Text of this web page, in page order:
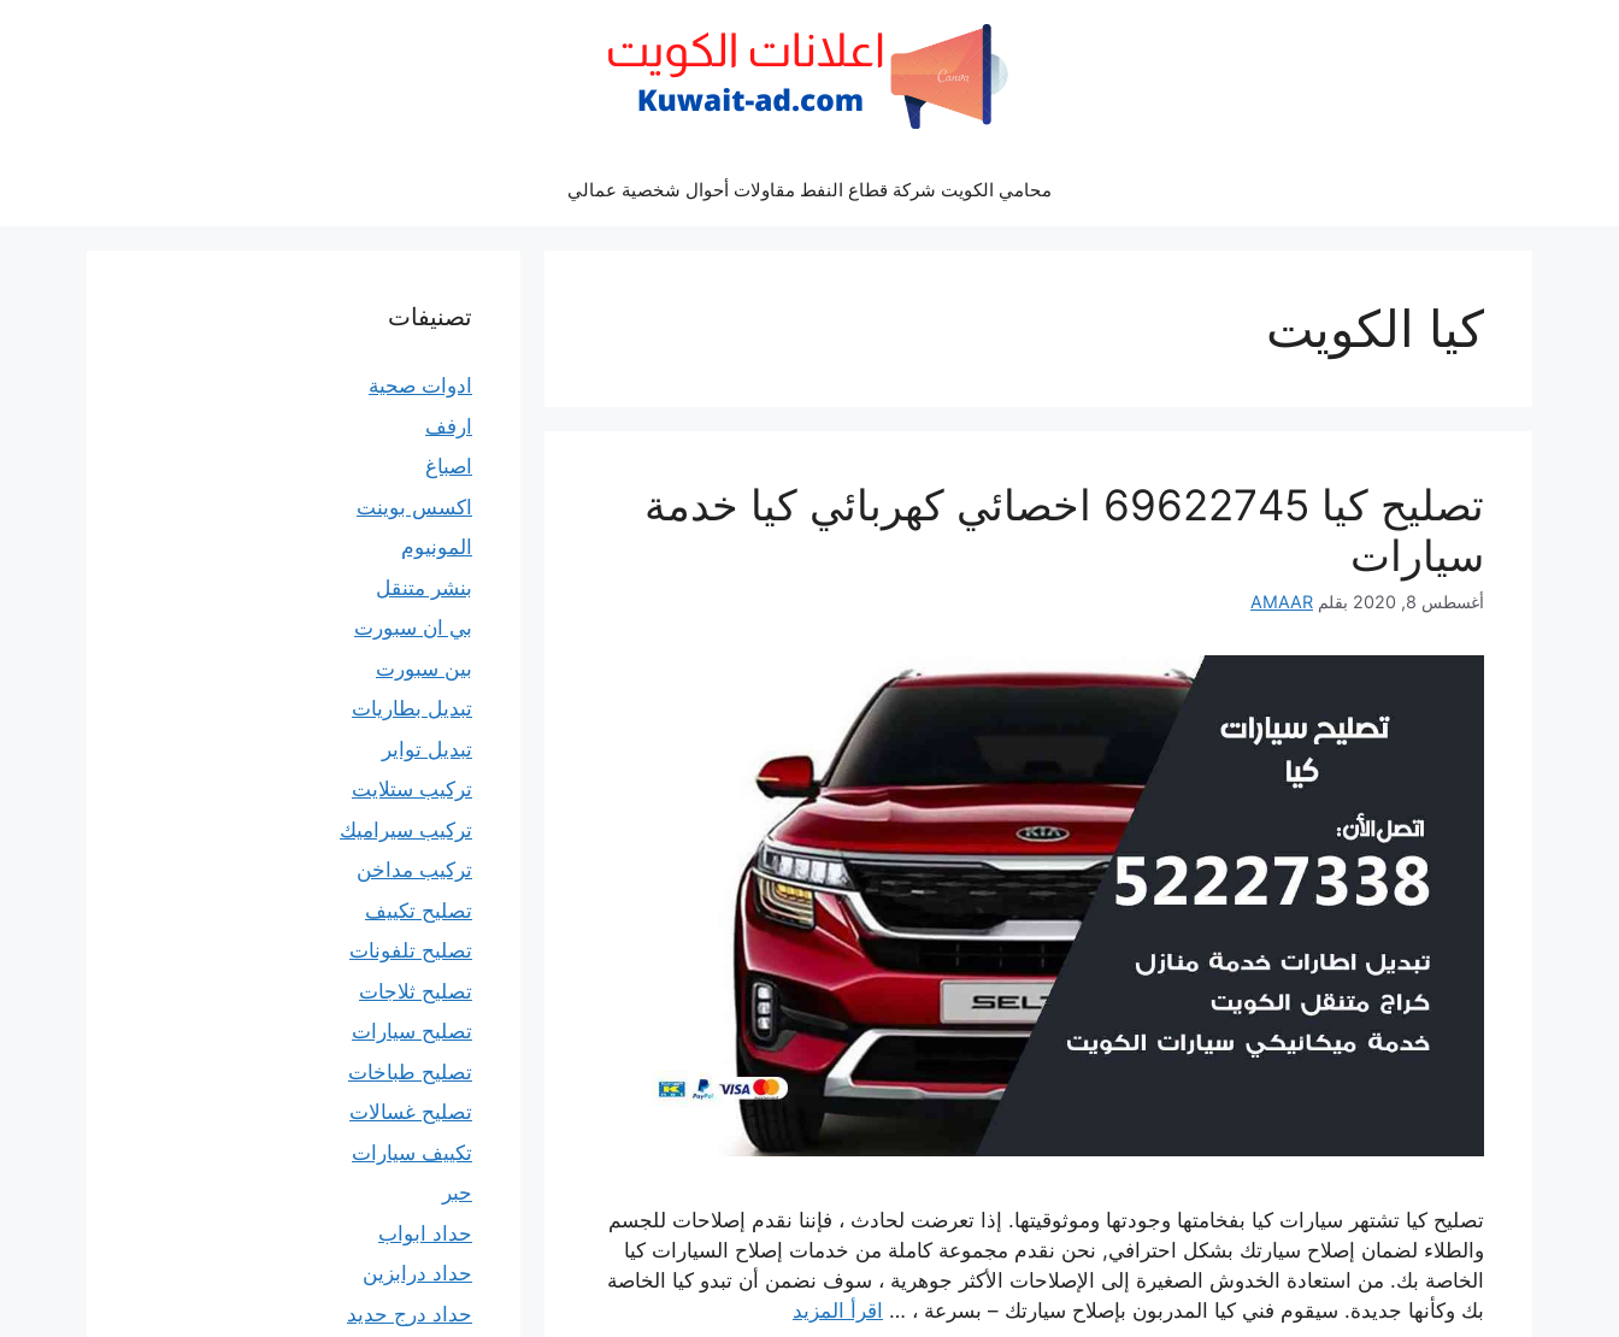
محامي الكويت شركة قطاع النفط مقاولات أحوال شخصية عمالي
كيا الكويت
تصليح كيا 69622745 اخصائي كهربائي كيا خدمة
سيارات
أغسطس 8, 2020 بقلم AMAAR
تصليح كيا تشتهر سيارات كيا بفخامتها وجودتها وموثوقيتها. إذا تعرضت لحادث ، فإننا نقدم إصلاحات للجسم
والطلاء لضمان إصلاح سيارتك بشكل احترافي, نحن نقدم مجموعة كاملة من خدمات إصلاح السيارات كيا
الخاصة بك. من استعادة الخدوش الصغيرة إلى الإصلاحات الأكثر جوهرية ، سوف نضمن أن تبدو كيا الخاصة
بك وكأنها جديدة. سيقوم فني كيا المدربون بإصلاح سيارتك – بسرعة ، … اقرأ المزيد
تصنيفات
ادوات صحية
ارفف
اصباغ
اكسس بوينت
المونيوم
بنشر متنقل
بي ان سبورت
بين سبورت
تبديل بطاريات
تبديل تواير
تركيب ستلايت
تركيب سيراميك
تركيب مداخن
تصليح تكييف
تصليح تلفونات
تصليح ثلاجات
تصليح سيارات
تصليح طباخات
تصليح غسالات
تكييف سيارات
حبر
حداد ابواب
حداد درابزين
حداد درج حديد